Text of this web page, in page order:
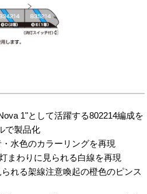
1"として活躍する802214編成を
で製品化
水色のカラーリングを再現
まわりに見られる白線を再現
れる架線注意喚起の橙色のピンス